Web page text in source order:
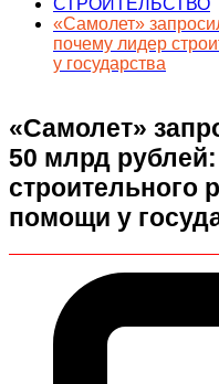
СТРОИТЕЛЬСТВО
«Самолет»
почему лидер
у государства
«Самолет»
50 млрд
строительного
помощи у